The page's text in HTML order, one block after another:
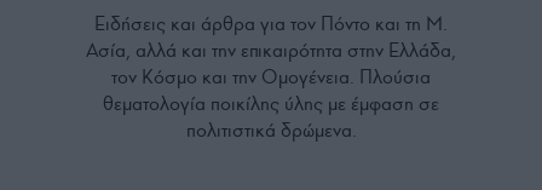
Ειδήσεις και άρθρα για τον Πόντο και τη Μ.
Ασία, αλλά και την επικαιρότητα στην Ελλάδα,
τον Κόσμο και την Ομογένεια. Πλούσια
θεματολογία ποικίλης ύλης με έμφαση σε
πολιτιστικά δρώμενα.